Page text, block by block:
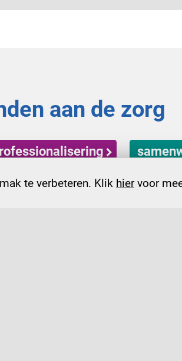
aan de zorg
te verbeteren. Klik hiervoor